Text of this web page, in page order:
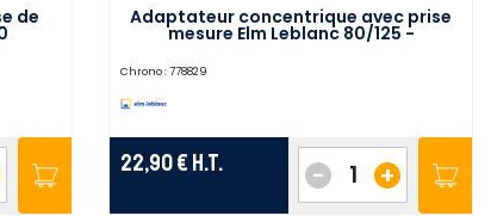
de Adaptateur concentrique avec prise
mesure Elm Leblanc 80/125 -
Chrono :778829
22,90 € H.T. +
-